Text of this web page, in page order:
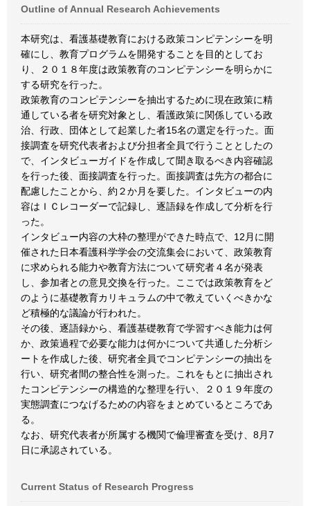
Outline of Annual Research Achievements
本研究は、看護基礎教育における政策コンピテンシーを明
確にし、教育プログラムを開発することを目的としてお
り、２０１８年度は政策教育のコンピテンシーを明らかに
する研究を行った。
政策教育のコンピテンシーを抽出するために現在政策に精
通している者を研究対象とし、看護政策に関係している政
治、行政、団体として起業した者15名の選定を行った。面
接調査を研究代表者および分担者全員で行うこととしたの
で、インタビューガイドを作成して聞き取るべき内容確認
を行った後、面接調査を行った。面接調査は先方の都合に
配慮したことから、約２か月を要した。インタビューの内
容はＩＣレコーダーで記録し、逐語録を作成して分析を行
った。
インタビュー内容の大枠の整理ができた時点で、12月に開
催された日本看護科学学会の交流集会において、政策教育
に求められる能力や教育方法について研究者４名が発表
し、参加者との意見交換を行った。ここでは政策教育をど
のように基礎教育カリキュラムの中で教えていくべきかな
ど積極的な議論が行われた。
その後、逐語録から、看護基礎教育で学習すべき能力は何
か、政策過程で必要な能力は何かについて共通した分析シ
ートを作成した後、研究者全員でコンピテンシーの抽出を
行い、研究者間の整合性を測った。これをもとに抽出され
たコンピテンシーの構造的な整理を行い、２０１９年度の
実態調査につなげるための内容をまとめているところであ
る。
なお、研究代表者が所属する機関で倫理審査を受け、8月7
日に承認されている。
Current Status of Research Progress